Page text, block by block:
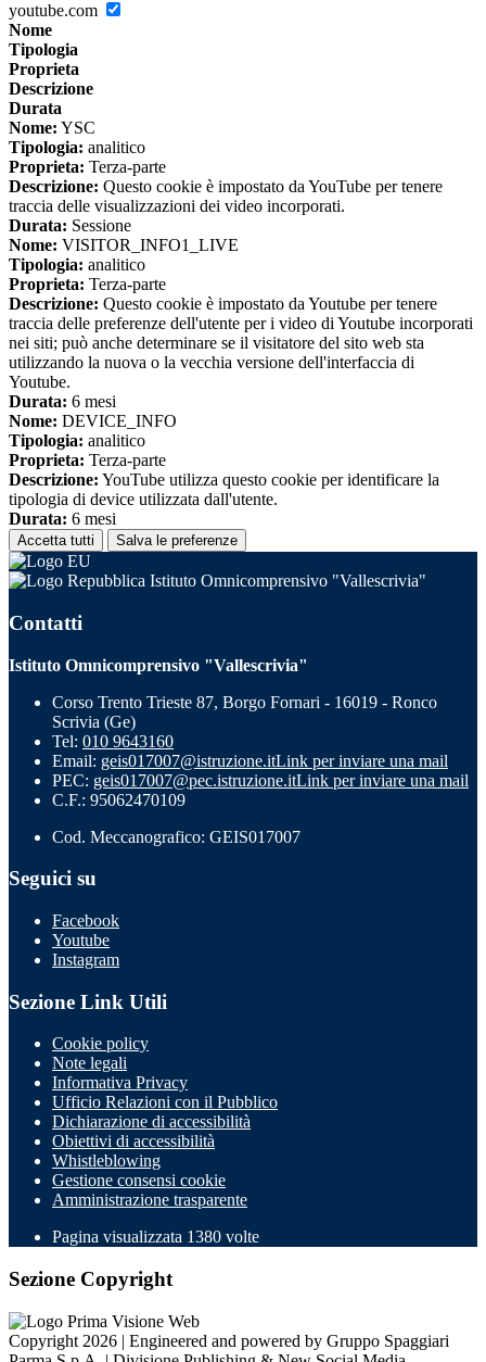
youtube.com
Nome
Tipologia
Proprieta
Descrizione
Durata
Nome: YSC
Tipologia: analitico
Proprieta: Terza-parte
Descrizione: Questo cookie è impostato da YouTube per tenere
traccia delle visualizzazioni dei video incorporati.
Durata: Sessione
Nome: VISITOR_INFO1_LIVE
Tipologia: analitico
Proprieta: Terza-parte
Descrizione: Questo cookie è impostato da Youtube per tenere
traccia delle preferenze dell'utente per i video di Youtube incorporati
nei siti; può anche determinare se il visitatore del sito web sta
utilizzando la nuova o la vecchia versione dell'interfaccia di
Youtube.
Durata: 6 mesi
Nome: DEVICE_INFO
Tipologia: analitico
Proprieta: Terza-parte
Descrizione: YouTube utilizza questo cookie per identificare la
tipologia di device utilizzata dall'utente.
Durata: 6 mesi
Accetta tutti Salva le preferenze
Istituto Omnicomprensivo "Vallescrivia"
Contatti
Istituto Omnicomprensivo "Vallescrivia"
Corso Trento Trieste 87, Borgo Fornari - 16019 - Ronco
Scrivia (Ge)
Tel: 010 9643160
Email: geis017007@istruzione.itLink per inviare una mail
PEC: geis017007@pec.istruzione.itLink per inviare una mail
C.F.: 95062470109
Cod. Meccanografico: GEIS017007
Seguici su
Facebook
Youtube
Instagram
Sezione Link Utili
Cookie policy
Note legali
Informativa Privacy
Ufficio Relazioni con il Pubblico
Dichiarazione di accessibilità
Obiettivi di accessibilità
Whistleblowing
Gestione consensi cookie
Amministrazione trasparente
Pagina visualizzata 1380 volte
Sezione Copyright
Copyright 2026 | Engineered and powered by Gruppo Spaggiari